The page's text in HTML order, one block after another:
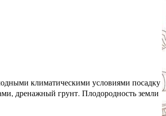
климатическими условиями посадку
дренажный грунт. Плодородность земли